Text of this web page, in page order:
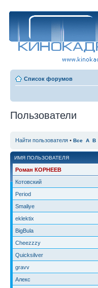
Список форумов
Пользователи
Найти пользователя • Все A B
ИМЯ ПОЛЬЗОВАТЕЛЯ
Роман КОРНЕЕВ
Котовский
Period
Smaliye
eklektix
BigBula
Cheezzzy
Quicksilver
gravv
Алекс